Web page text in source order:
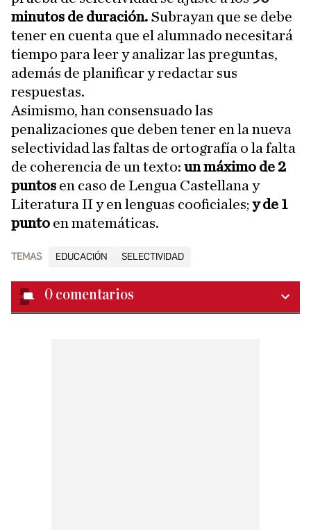
minutos de duración. Subrayan que se debe
tener en cuenta que el alumnado necesitará
tiempo para leer y analizar las preguntas,
además de planificar y redactar sus
respuestas.
Asimismo, han consensuado las
penalizaciones que deben tener en la nueva
selectividad las faltas de ortografía o la falta
de coherencia de un texto: un máximo de 2
puntos en caso de Lengua Castellana y
Literatura II y en lenguas cooficiales; y de 1
punto en matemáticas.
TEMAS EDUCACIÓN SELECTIVIDAD
0 comentarios